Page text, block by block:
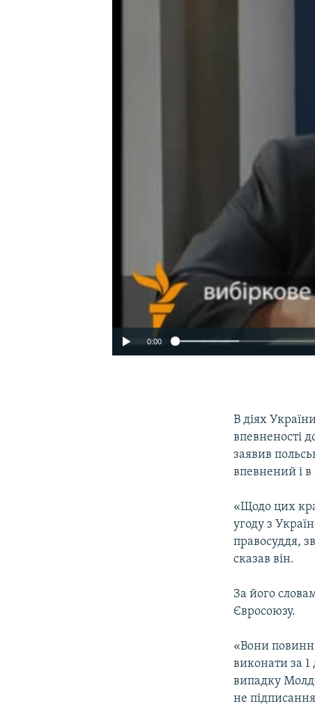
0:00
В діях
впевненості
заявив
впевнений і в
«Щодо цих
угоду з
правосуддя,
сказав він.
За його
Євросоюзу.
«Вони
виконати за
випадку
не